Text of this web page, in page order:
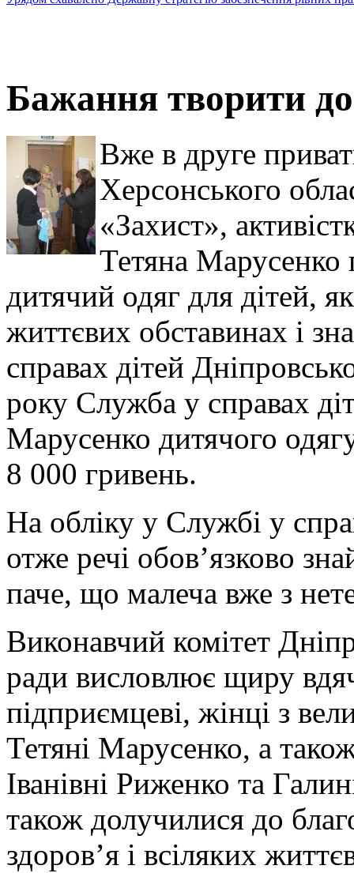
Бажання творити
Вже в друге
Херсонського
«Захист»,
Тетяна Марусенко
дитячий одяг для дітей,
життєвих обставинах і
справах дітей
року Служба у справах
Марусенко дитячого
8 000 гривень.
На обліку у Службі у
отже речі обов’язково
паче, що малеча вже з
Виконавчий комітет
ради висловлює щиру
підприємцеві, жінці з
Тетяні Марусенко, а
Іванівні Риженко та
також долучилися до
здоров’я і всіляких